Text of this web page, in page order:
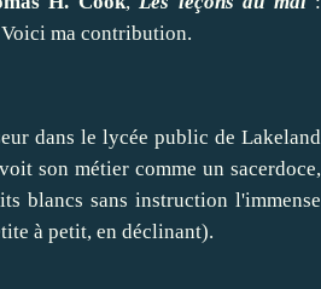
ma contribution.
dans le lycée public de Lakeland
son métier comme un sacerdoce,
blancs sans instruction l'immense
à petit, en déclinant).